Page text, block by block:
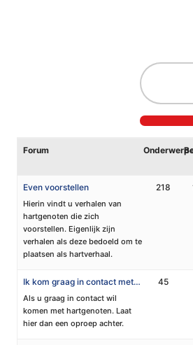
Forum
Even voorstellen
Hierin vindt u verhalen van
hartgenoten die zich
voorstellen. Eigenlijk zijn
verhalen als deze bedoeld om te
plaatsen als hartverhaal.
218
Ik kom graag in contact met…
Als u graag in contact wil
komen met hartgenoten. Laat
hier dan een oproep achter.
45